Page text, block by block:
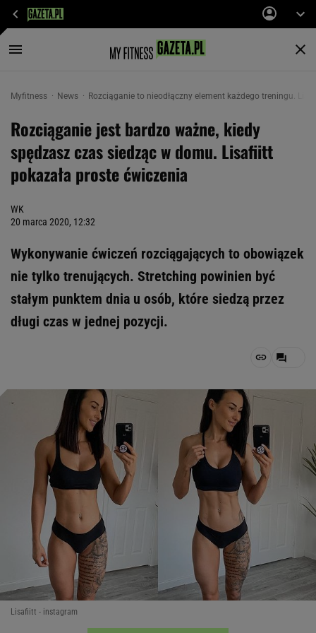
Myfitness News Rozciąganie to nieodłączny element każdego treningu.
Rozciąganie jest bardzo ważne, kiedy
spędzasz czas siedząc w domu. Lisafiitt
pokazała proste ćwiczenia
WK
20 marca 2020, 12:32
Wykonywanie ćwiczeń rozciągających to obowiązek
nie tylko trenujących. Stretching powinien być
stałym punktem dnia u osób, które siedzą przez
długi czas w jednej pozycji.
Lisafiitt - instagram